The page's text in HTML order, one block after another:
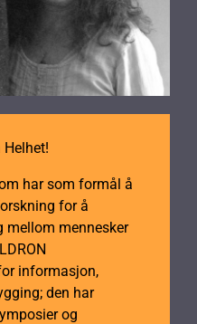
Helhet!
har som formål å
for å
mellom mennesker
informasjon,
den har
og